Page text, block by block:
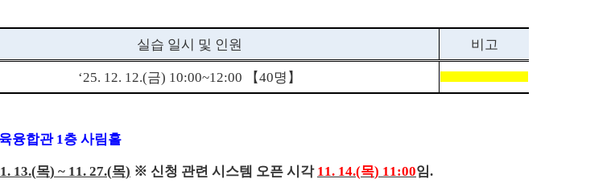
실습 일시 및 인원 비고
‘25. 12. 12.(금) 10:00~12:00 【40명 】
융합관 1층 사림홀
13.(목) ~ 11. 27.(목) ※ 신청 관련 시스템 오픈 시각 11. 14.(목) 11:00임.